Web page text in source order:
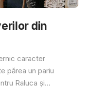
din
caracter
părea un pariu
Raluca și...